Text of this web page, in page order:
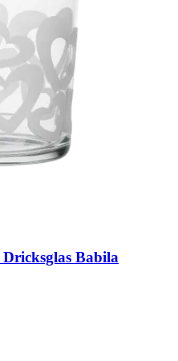
Dricksglas Babila